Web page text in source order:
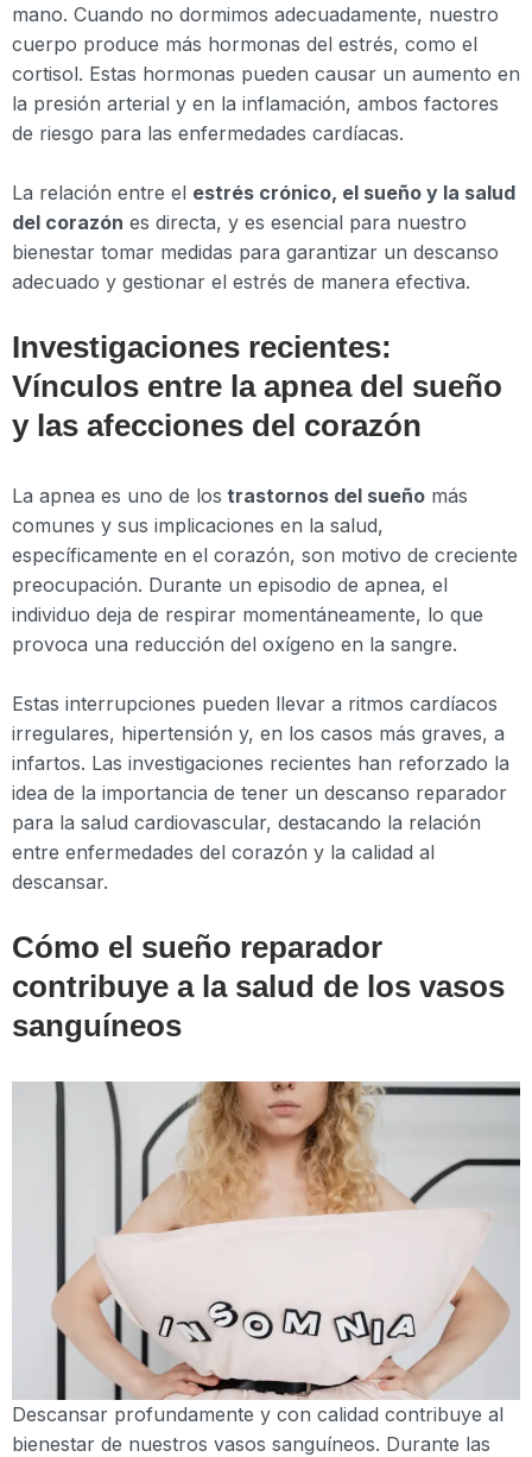
mano. Cuando no dormimos adecuadamente, nuestro
cuerpo produce más hormonas del estrés, como el
cortisol. Estas hormonas pueden causar un aumento en
la presión arterial y en la inflamación, ambos factores
de riesgo para las enfermedades cardíacas.
La relación entre el estrés crónico, el sueño y la salud
del corazón es directa, y es esencial para nuestro
bienestar tomar medidas para garantizar un descanso
adecuado y gestionar el estrés de manera efectiva.
Investigaciones recientes:
Vínculos entre la apnea del sueño
y las afecciones del corazón
La apnea es uno de los trastornos del sueño más
comunes y sus implicaciones en la salud,
específicamente en el corazón, son motivo de creciente
preocupación. Durante un episodio de apnea, el
individuo deja de respirar momentáneamente, lo que
provoca una reducción del oxígeno en la sangre.
Estas interrupciones pueden llevar a ritmos cardíacos
irregulares, hipertensión y, en los casos más graves, a
infartos. Las investigaciones recientes han reforzado la
idea de la importancia de tener un descanso reparador
para la salud cardiovascular, destacando la relación
entre enfermedades del corazón y la calidad al
descansar.
Cómo el sueño reparador
contribuye a la salud de los vasos
sanguíneos
Descansar profundamente y con calidad contribuye al
bienestar de nuestros vasos sanguíneos. Durante las